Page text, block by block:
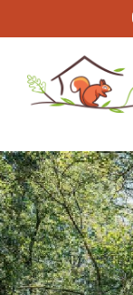
content